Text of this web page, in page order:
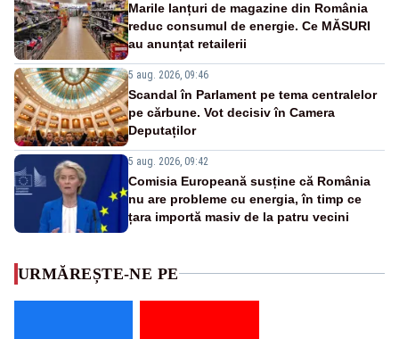
Marile lanțuri de magazine din România
reduc consumul de energie. Ce MĂSURI
au anunțat retailerii
5 aug. 2026, 09:46
Scandal în Parlament pe tema centralelor
pe cărbune. Vot decisiv în Camera
Deputaților
5 aug. 2026, 09:42
Comisia Europeană susține că România
nu are probleme cu energia, în timp ce
țara importă masiv de la patru vecini
URMĂREȘTE-NE PE